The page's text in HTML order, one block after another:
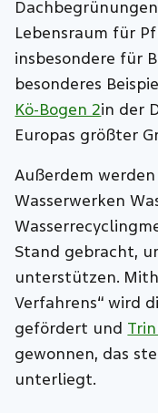
Lebensraum für
insbesondere für
besonderes
Kö-Bogen 2in der
Europas größter
Außerdem
Wasserwerken
Stand gebracht,
unterstützen.
Verfahrens“ wird
gefördert und
gewonnen, das
unterliegt.